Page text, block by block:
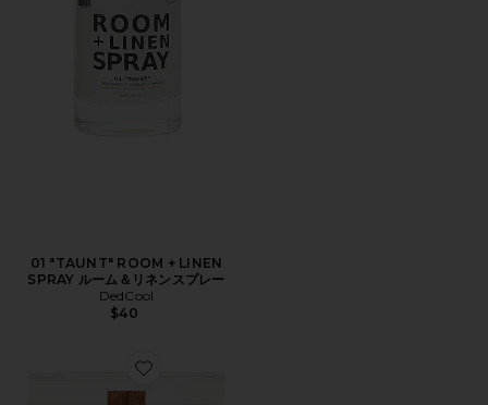
01 "TAUNT" ROOM + LINEN
SPRAY ルーム＆リネンスプレー
DedCool
$40
Favorite ALO SIGNATURE 8OZ CANDLE キャンドル